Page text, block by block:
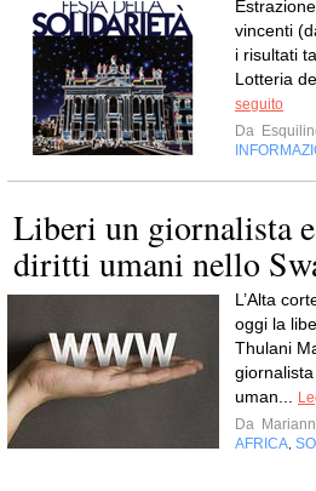
vincenti
i risultati
Lotteria
seguito
Da
Liberi un giornalista
diritti umani nello
L’Alta
oggi la
Thulani
uman...
Da
AFRICA